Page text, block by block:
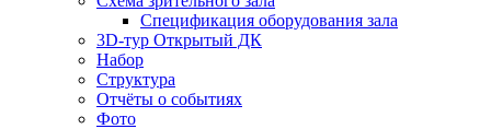
Спецификация оборудования зала
3D-тур Открытый ДК
Набор
Структура
Отчёты о событиях
Фото